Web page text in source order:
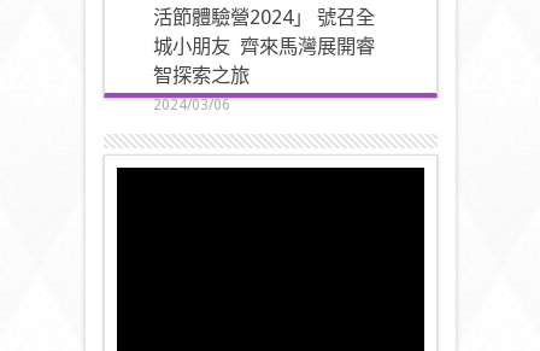
活節體驗營2024」 號召全
城小朋友 齊來馬灣展開睿
智探索之旅
2024/03/06